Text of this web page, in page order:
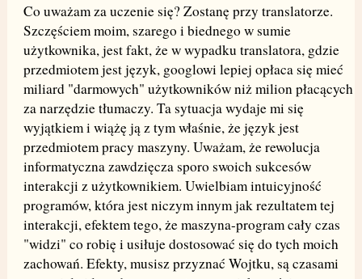
Co uważam za uczenie się? Zostanę przy translatorze.
Szczęściem moim, szarego i biednego w sumie
użytkownika, jest fakt, że w wypadku translatora, gdzie
przedmiotem jest język, googlowi lepiej opłaca się mieć
miliard "darmowych" użytkowników niż milion płacących
za narzędzie tłumaczy. Ta sytuacja wydaje mi się
wyjątkiem i wiążę ją z tym właśnie, że język jest
przedmiotem pracy maszyny. Uważam, że rewolucja
informatyczna zawdzięcza sporo swoich sukcesów
interakcji z użytkownikiem. Uwielbiam intuicyjność
programów, która jest niczym innym jak rezultatem tej
interakcji, efektem tego, że maszyna-program cały czas
"widzi" co robię i usiłuje dostosować się do tych moich
zachowań. Efekty, musisz przyznać Wojtku, są czasami